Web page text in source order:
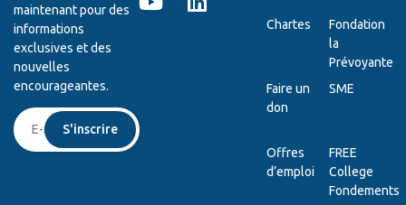
maintenant pour des
informations
exclusives et des
nouvelles
encourageantes.
S'inscrire
Chartes
Fondation
la
Prévoyante
Faire un
don
SME
Offres
d’emploi
FREE
College
Fondements